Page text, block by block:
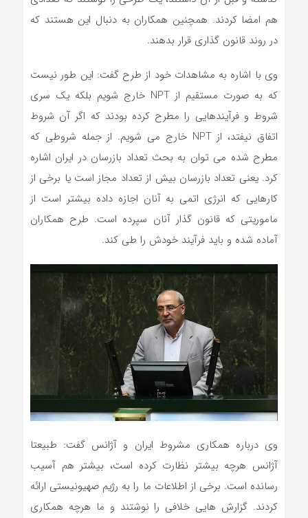
هم امضا کردند. همچنین همکاران به دنبال این هستند که
در روند قانون گذاری قرار بدهند.
وی با اشاره به مشاهدات خود از طرح گفت: این طور نیست
که به صورت مستقیم از NPT خارج شویم بلکه یک سری
شروط و فرآیندهایی را مطرح کرده بودند که اگر آن شروط
اتفاق نیفتد، از NPT خارج می شویم. از جمله شروطی که
مطرح شده می توان به بحث تعداد بازرسان در ایران اشاره
کرد. یعنی تعداد بازرسان بیش از تعداد مجاز است یا برخی از
کارهایی که انرژی اتمی به آنان اجازه داده بیشتر است از
ماموریتی که قانون گذار آنان سپرده است. طرح همکاران
آماده شده و باید فرآیند خودش را طی کند.
وی درباره همکاری مشروط ایران و آژانس گفت: طبیعتا
آژانس هرچه بیشتر نظارت کرده است، بیشتر هم آسیب
رسانده است. برخی از اطلاعات ما را به رژیم صهیونیستی ارائه
کردند. گزارش هایی خلافی را نوشتند و ما هرچه همکاری